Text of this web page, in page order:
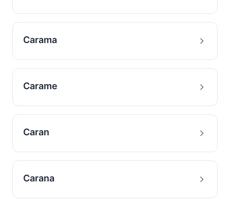
Carama
Carame
Caran
Carana